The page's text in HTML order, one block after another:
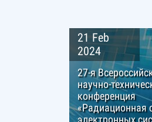
21 Feb
2024
27-я
научно-
конференция
«Радиационная
электронных